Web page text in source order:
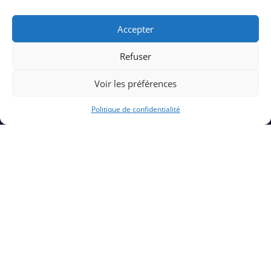
Accepter
Refuser
Voir les préférences
Politique de confidentialité
Stratégie IT sur mesure
4